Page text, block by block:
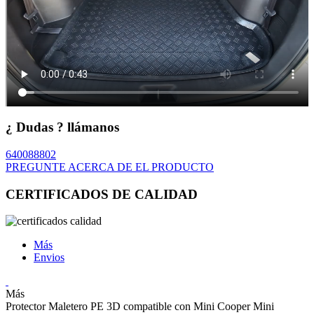
¿ Dudas ? llámanos
640088802
PREGUNTE ACERCA DE EL PRODUCTO
CERTIFICADOS DE CALIDAD
Más
Envios
Más
Protector Maletero PE 3D compatible con Mini Cooper Mini